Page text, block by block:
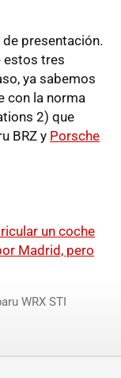
presentación.
estos tres
ya sabemos
con la norma
2) que
BRZ y Porsche
un coche
Madrid, pero
WRX STI